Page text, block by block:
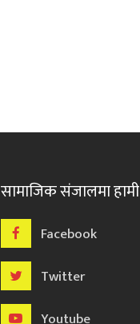
सामाजिक संजालमा हामी
Facebook
Twitter
Youtube